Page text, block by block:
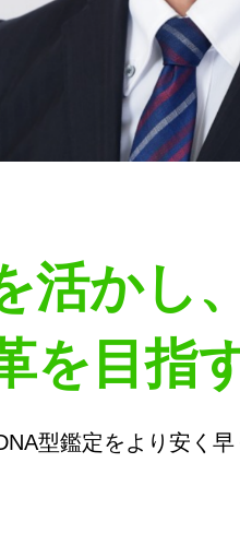
かし、
を目指
型鑑定をより安く早